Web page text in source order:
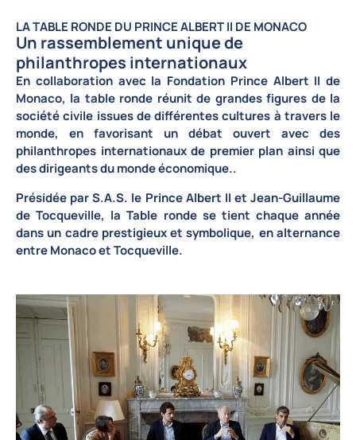
LA TABLE RONDE DU PRINCE ALBERT II DE MONACO
Un rassemblement unique de
philanthropes internationaux
En collaboration avec la Fondation Prince Albert II de
Monaco, la table ronde réunit de grandes figures de la
société civile issues de différentes cultures à travers le
monde, en favorisant un débat ouvert avec des
philanthropes internationaux de premier plan ainsi que
desdirigeants du monde économique..
Présidée parS.A.S. le Prince Albert II et Jean-Guillaume
de Tocqueville, laTable ronde se tient chaque année
dans un cadre prestigieux et symbolique, en alternance
entreMonaco et Tocqueville.